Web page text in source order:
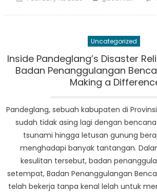
Uncategorized
Inside Pandeglang’s Disaster
Badan Penanggulangan
Making a
Pandeglang, sebuah kabupaten di
sudah tidak asing lagi dengan
tsunami hingga letusan gunung
menghadapi banyak tantangan.
kesulitan tersebut, badan
setempat, Badan Penanggulangan
telah bekerja tanpa kenal lelah untuk